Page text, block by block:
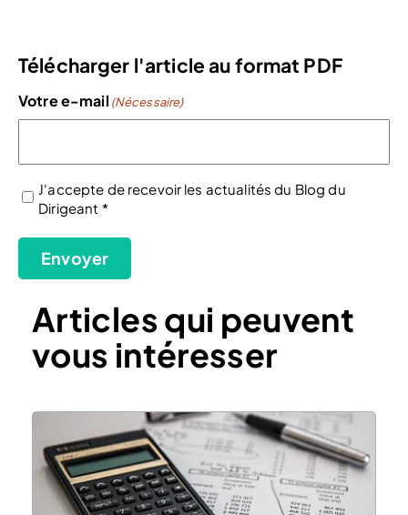
Télécharger l'article au format PDF
Votre e-mail (Nécessaire)
(Nécessaire)
J'accepte de recevoir les actualités du Blog du
Dirigeant *
Envoyer
Articles qui peuvent
vous intéresser